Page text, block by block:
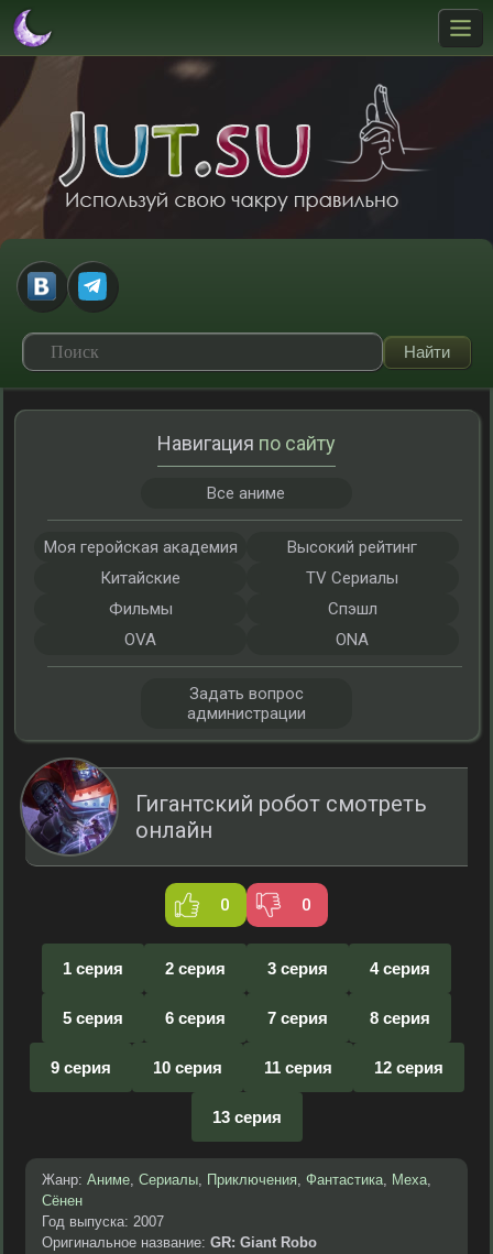
Гигантский робот смотреть
онлайн
0 0
1 серия 2 серия 3 серия 4 серия
5 серия 6 серия 7 серия 8 серия
9 серия 10 серия 11 серия 12 серия
13 серия
Жанр: Аниме, Сериалы, Приключения, Фантастика, Меха,
Сёнен
Год выпуска: 2007
Оригинальное название: GR: Giant Robo
Навигация по сайту
Все аниме
Моя геройская академия
Высокий рейтинг
Китайские
TV Сериалы
Фильмы
Спэшл
OVA
ONA
Задать вопрос
администрации